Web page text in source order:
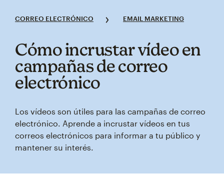
CORREO ELECTRÓNICO EMAIL MARKETING
Cómo incrustar vídeo en
campañas de correo
electrónico
Los vídeos son útiles para las campañas de correo
electrónico. Aprende a incrustar vídeos en tus
correos electrónicos para informar a tu público y
mantener su interés.